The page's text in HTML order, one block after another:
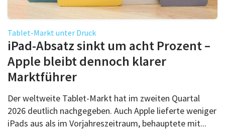
Tablet-Markt unter Druck
iPad-Absatz sinkt um acht Prozent –
Apple bleibt dennoch klarer
Marktführer
Der weltweite Tablet-Markt hat im zweiten Quartal
2026 deutlich nachgegeben. Auch Apple lieferte weniger
iPads aus als im Vorjahreszeitraum, behauptete mit...